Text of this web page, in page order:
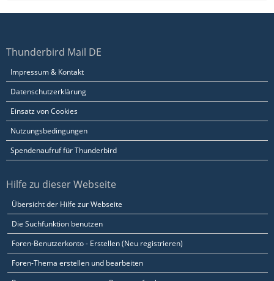
Thunderbird Mail DE
Impressum & Kontakt
Datenschutzerklärung
Einsatz von Cookies
Nutzungsbedingungen
Spendenaufruf für Thunderbird
Hilfe zu dieser Webseite
Übersicht der Hilfe zur Webseite
Die Suchfunktion benutzen
Foren-Benutzerkonto - Erstellen (Neu registrieren)
Foren-Thema erstellen und bearbeiten